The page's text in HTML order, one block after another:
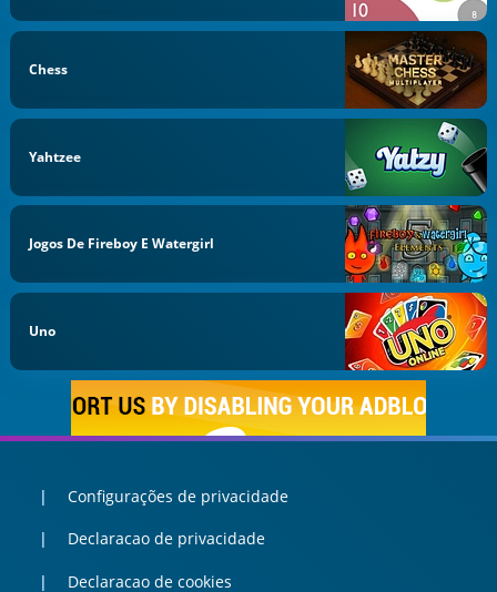
Chess
Yahtzee
Jogos De Fireboy E Watergirl
Uno
Configurações de privacidade
Declaracao de privacidade
Declaracao de cookies